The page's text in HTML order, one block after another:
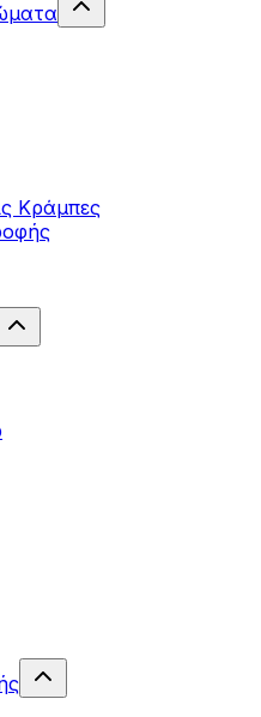
Κράμπες